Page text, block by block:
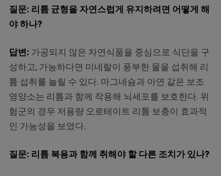
질문: 리튬 균형을 자연스럽게 유지하려면 어떻게 해
야 하나?
답변: 가공되지 않은 자연식품을 중심으로 식단을 구
성하고, 가능하다면 미네랄이 풍부한 물을 섭취해 리
튬 섭취를 늘릴 수 있다. 마그네슘과 아연 같은 보조
영양소는 리튬과 함께 작용해 뇌세포를 보호한다. 위
험군의 경우 저용량 오로테이트 리튬 보충이 효과적
인 가능성을 보였다.
질문: 리튬 복용과 함께 취해야 할 다른 조치가 있나?